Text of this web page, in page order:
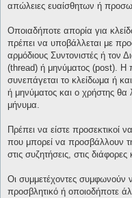
απώλειες ευαίσθητων ή
Οποιαδήποτε απορία για
πρέπει να υποβάλλεται με
αρμόδιους Συντονιστές ή τον
(thread) ή μηνύματος (post). Η
συνεπάγεται το κλείδωμα ή
ή μηνύματος και ο χρήστης
μήνυμα.
Πρέπει να είστε προσεκτικοί
που μπορεί να προσβάλλουν
στις συζητήσεις, στις
Οι συμμετέχοντες συμφωνούν
προσβλητικό ή οποιοδήποτε